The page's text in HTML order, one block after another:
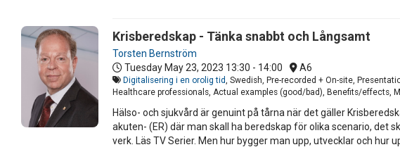
Krisberedskap - Tänka snabbt och Långsamt
Torsten Bernström
Tuesday May 23, 2023 13:30 - 14:00 A6
Digitalisering i en orolig tid, Swedish, Pre-recorded + On-site,
Healthcare professionals, Actual examples (good/bad), Benefits/effects,
Hälso- och sjukvård är genuint på tårna när det gäller
akuten- (ER) där man skall ha beredskap för olika scenario, det
verk. Läs TV Serier. Men hur bygger man upp, utvecklar och hur